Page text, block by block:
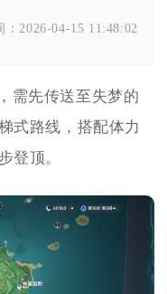
：2026-04-15 11:48:02
需先传送至失梦的
式路线，搭配体力
登顶。